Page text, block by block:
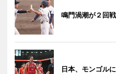
鳴門渦潮が２回
日本、モンゴル